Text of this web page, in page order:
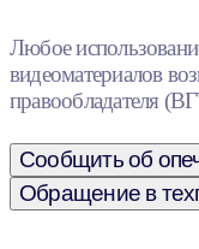
Любое
видеоматериалов
правообладателя
Сообщить об
Обращение в